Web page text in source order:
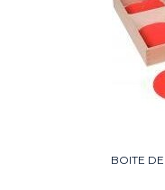
BOITE